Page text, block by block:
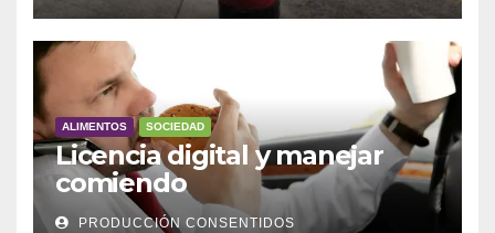
ALIMENTOS SOCIEDAD
Licencia digital y manejar
comiendo
PRODUCCIÓN CONSENTIDOS